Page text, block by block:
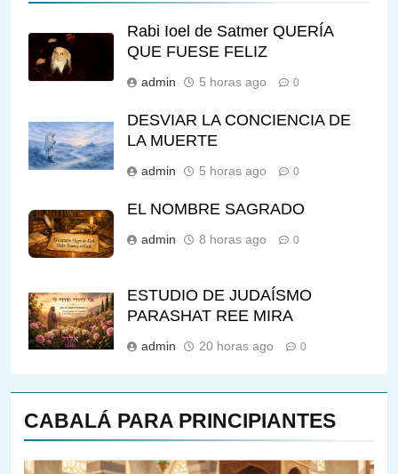
CABALÁ PARA PRINCIPIANTES
Rabi Ioel de Satmer QUERÍA
QUE FUESE FELIZ
admin 5 horas ago 0
DESVIAR LA CONCIENCIA DE
LA MUERTE
admin 5 horas ago 0
EL NOMBRE SAGRADO
admin 8 horas ago 0
ESTUDIO DE JUDAÍSMO
PARASHAT REE MIRA
admin 20 horas ago 0